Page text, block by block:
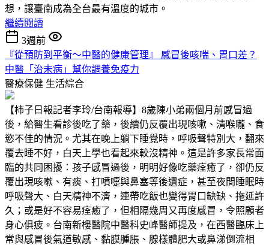
想，讓臺南成為全台最有溫度的城市。
繼續閱讀
3週前
『從預防到平衡～中醫的健康管理』 感冒後咳喘、胃口差？
中醫「治未病」幫你調養免疫力
醫療保健 生活綜合
【柿子日報記者李玲/台南報導】8歲陳小弟兩個月前感冒過
後，給醫生看診後吃了藥，後續仍反覆出現咳嗽、清喉嚨、食
慾不佳的情況。尤其在晚上躺下睡覺時，呼吸聲特別大，翻來
覆去睡不好，白天上學也看起來較沒精神。這是許多家長常面
臨的共同困擾：孩子感冒過後，明明好像吃藥痊癒了，卻仍反
覆出現咳嗽、有痰、打噴嚏與鼻塞等後遺症，甚至夜間睡眠時
呼吸聲大、白天精神不濟，連帶吃飯也變得胃口缺缺、拖延許
久；或是好不容易痊癒了，但相隔幾周又再度感冒，令照顧者
身心俱疲。台南新樓醫院中醫科史峰醫師提及，在西醫臨床上
常與感冒後氣道敏感、黏膜腫脹、腺樣體肥大或鼻涕倒流相